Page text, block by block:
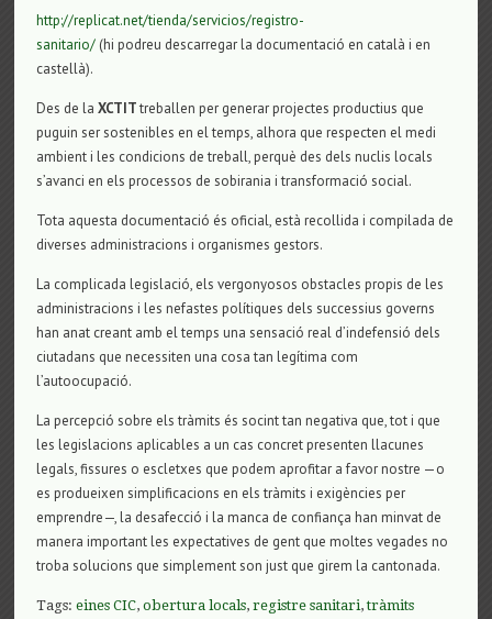
http://replicat.net/tienda/servicios/registro-
sanitario/ (hi podreu descarregar la documentació en català i en
castellà).
Des de laXCTIT treballen per generar projectes productius que
puguin ser sostenibles en el temps, alhora que respecten el medi
ambient i les condicions de treball, perquè des dels nuclis locals
s’avanci en els processos de sobirania i transformació social.
Tota aquesta documentació és oficial, està recollida i compilada de
diverses administracions i organismes gestors.
La complicada legislació, els vergonyosos obstacles propis de les
administracions i les nefastes polítiques dels successius governs
han anat creant amb el temps una sensació real d’indefensió dels
ciutadans que necessiten una cosa tan legítima com
l’autoocupació.
La percepció sobre els tràmits és socint tan negativa que, tot i que
les legislacions aplicables a un cas concret presenten llacunes
legals, fissures o escletxes que podem aprofitar a favor nostre —o
es produeixen simplificacions en els tràmits i exigències per
emprendre—, la desafecció i la manca de confiança han minvat de
manera important les expectatives de gent que moltes vegades no
troba solucions que simplement son just que girem la cantonada.
Tags:eines CIC,obertura locals,registre sanitari,tràmits